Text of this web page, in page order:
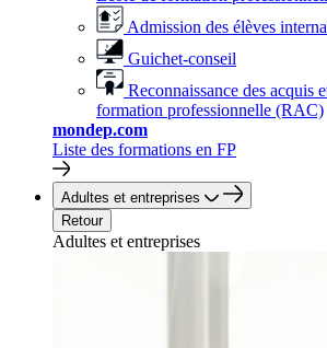
Admission des élèves
Guichet-conseil
Reconnaissance des acquis
formation professionnelle (RAC)
mondep.com
Liste des formations en FP
Adultes et entreprises
Retour
Adultes et entreprises